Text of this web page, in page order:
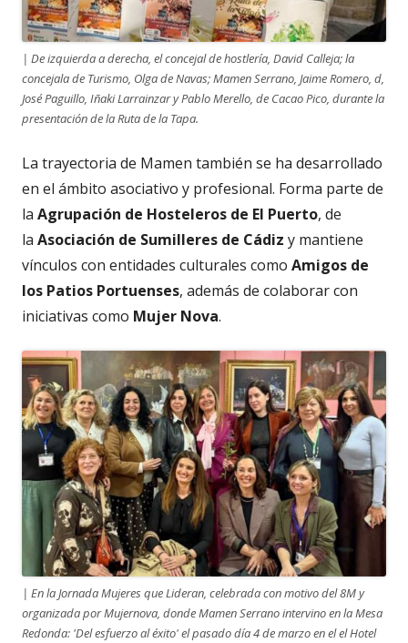
| De izquierda a derecha, el concejal de hostlería, David Calleja; la
concejala de Turismo, Olga de Navas; Mamen Serrano, Jaime Romero, d,
José Paguillo, Iñaki Larrainzar y Pablo Merello, de Cacao Pico, durante la
presentación de la Ruta de la Tapa.
La trayectoria de Mamen también se ha desarrollado
en el ámbito asociativo y profesional. Forma parte de
la Agrupación de Hosteleros de El Puerto, de
la Asociación de Sumilleres de Cádiz y mantiene
vínculos con entidades culturales como Amigos de
los Patios Portuenses, además de colaborar con
iniciativas como Mujer Nova.
| En la Jornada Mujeres que Lideran, celebrada con motivo del 8M y
organizada por Mujernova, donde Mamen Serrano intervino en la Mesa
Redonda: 'Del esfuerzo al éxito' el pasado día 4 de marzo en el el Hotel